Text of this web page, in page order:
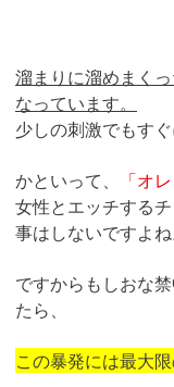
溜まりに溜めまく
なっています。
少しの刺激でもす
かといって、 「オ
女性とエッチする
事はしないですよね
ですからもしおな
たら、
この暴発には最大